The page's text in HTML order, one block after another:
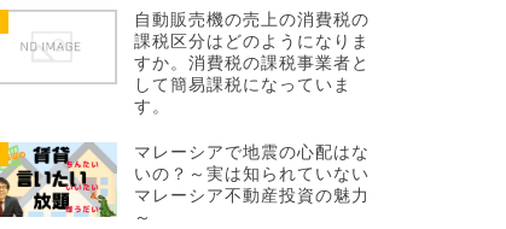
自動販売機の売上の消費税の
課税区分はどのようになりま
すか。消費税の課税事業者と
して簡易課税になっていま
す。
マレーシアで地震の心配はな
いの？～実は知られていない
マレーシア不動産投資の魅力
～